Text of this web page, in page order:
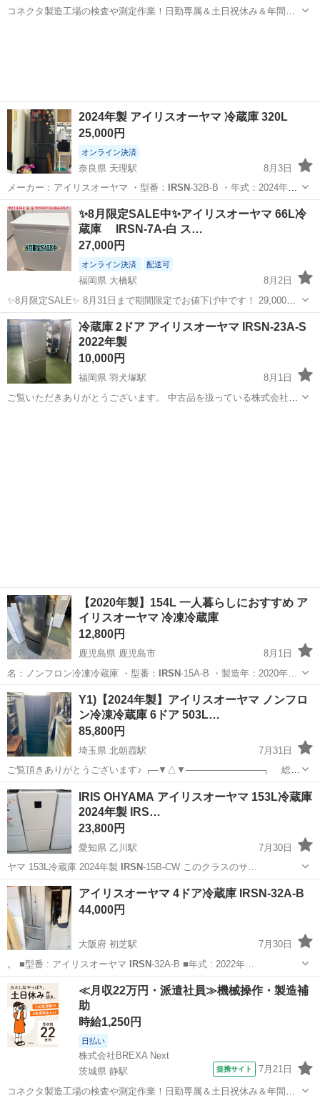
コネクタ製造工場の検査や測定作業！日勤専属＆土日祝休み＆年間休
2024年製 アイリスオーヤマ 冷蔵庫 320L
25,000円
オンライン決済
奈良県 天理駅
8月3日
メーカー：アイリスオーヤマ ・型番：
IRSN-32B-B ・年式：2024年製
…奈良 天理市 天理駅 キッチン家電
✨8月限定SALE中✨アイリスオーヤマ 66L冷
蔵庫 IRSN-7A-白 ス…
27,000円
オンライン決済 配送可
福岡県 大橋駅
8月2日
✨8月限定SALE✨ 8月31日まで期間限定でお値下げ中です！ 29,000円
→ 27,000円 ♡本日中なら更に割引も！♡ 9月になりましたら元の価格
へ戻す予定です。 気になっている方はぜひこの機会にご検討ください
☺...
福岡 福岡市 大橋駅 キッチン家電
冷蔵庫 2ドア アイリスオーヤマ IRSN-23A-S
2022年製
10,000円
福岡県 羽犬塚駅
8月1日
ご覧いただきありがとうございます。 中古品を扱っている株式会社ア
【2020年製】154L 一人暮らしにおすすめ ア
イリスオーヤマ 冷凍冷蔵庫
12,800円
鹿児島県 鹿児島市
8月1日
名：ノンフロン冷凍冷蔵庫 ・型番： IRSN-15A-B ・製造年：2020年…
鹿児島 鹿児島市 キッチン家電 アイリスオーヤマ
Y1)【2024年製】アイリスオーヤマ ノンフロ
ン冷凍冷蔵庫 6ドア 503L…
85,800円
埼玉県 北朝霞駅
7月31日
ご覧頂きありがとうございます♪ ┌─▼△▼────────────┐ 総合
リサイクルショップ エコストップセンターです★
└────────────◆◇◆─┘ ■営業時間・お休み 平日：10:00〜1...
埼玉 新座市 キッチン家電 IRSN
IRIS OHYAMA アイリスオーヤマ 153L冷蔵庫
2024年製 IRS…
23,800円
愛知県 乙川駅
7月30日
ヤマ 153L冷蔵庫 2024年製
IRSN -15B-CW このクラスのサ…
愛知 半田市 乙川駅 キッチン家電 IRSN
アイリスオーヤマ 4ドア冷蔵庫 IRSN-32A-B
44,000円
大阪府 初芝駅
7月30日
。 ■型番 : アイリスオーヤマ
IRSN-32A-B ■年式 : 2022年…
大阪 堺市 初芝駅 キッチン家電
≪月収22万円・派遣社員≫機械操作・製造補
助
時給1,250円
日払い
株式会社BREXA Next
茨城県 静駅
提携サイト 7月21日
コネクタ製造工場の検査や測定作業！日勤専属＆土日祝休み＆年間休